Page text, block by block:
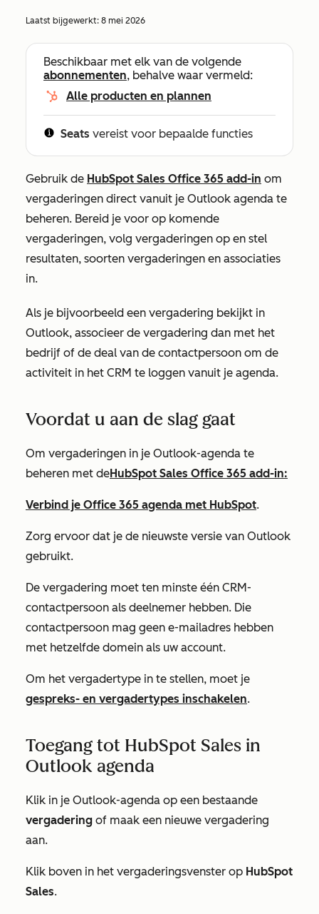
Laatst bijgewerkt: 8 mei 2026
Beschikbaar met elk van de volgende
abonnementen, behalve waar vermeld:
Alle producten en plannen
Seats vereist voor bepaalde functies
Gebruik de HubSpot Sales Office 365 add-in om
vergaderingen direct vanuit je Outlook agenda te
beheren. Bereid je voor op komende
vergaderingen, volg vergaderingen op en stel
resultaten, soorten vergaderingen en associaties
in.
Als je bijvoorbeeld een vergadering bekijkt in
Outlook, associeer de vergadering dan met het
bedrijf of de deal van de contactpersoon om de
activiteit in het CRM te loggen vanuit je agenda.
Voordat u aan de slag gaat
Om vergaderingen in je Outlook-agenda te
beheren met deHubSpot Sales Office 365 add-in:
Verbind je Office 365 agenda met HubSpot.
Zorg ervoor dat je de nieuwste versie van Outlook
gebruikt.
De vergadering moet ten minste één CRM-
contactpersoon als deelnemer hebben. Die
contactpersoon mag geen e-mailadres hebben
met hetzelfde domein als uw account.
Om het vergadertype in te stellen, moet je
gespreks- en vergadertypes inschakelen.
Toegang tot HubSpot Sales in
Outlook agenda
Klik in je Outlook-agenda op een bestaande
vergadering of maak een nieuwe vergadering
aan.
Klik boven in het vergaderingsvenster op HubSpot
Sales.